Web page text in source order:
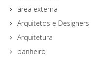
área externa
Arquitetos e Designers
Arquitetura
banheiro